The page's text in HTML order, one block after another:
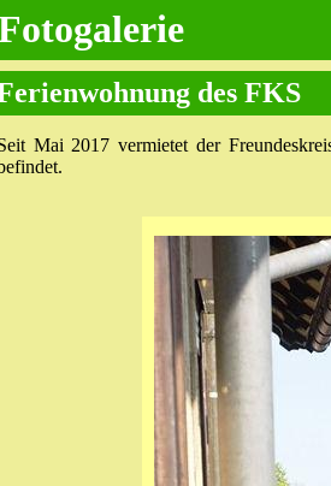
des FKS
Mai 2017 vermietet der